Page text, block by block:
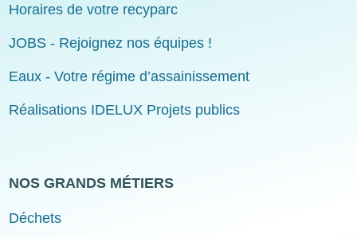
Horaires de votre recyparc
JOBS - Rejoignez nos équipes !
Eaux - Votre régime d’assainissement
Réalisations IDELUX Projets publics
NOS GRANDS MÉTIERS
Déchets